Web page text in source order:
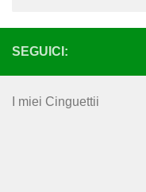
SEGUICI:
I miei Cinguettii